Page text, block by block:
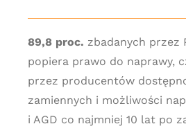
89,8 proc. zbadanych przez
popiera prawo do naprawy,
przez producentów
zamiennych i możliwości
i AGD co najmniej 10 lat po